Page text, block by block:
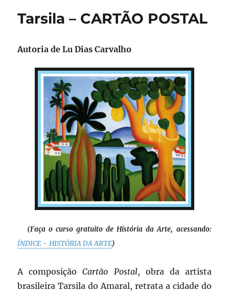
Tarsila – CARTÃO POSTAL
Autoria deLu Dias Carvalho
(Faça o curso gratuito de História da Arte, acessando:
ÍNDICE – HISTÓRIA DA ARTE)
A composiçãoCartão Postal, obra da artista
brasileira Tarsila do Amaral, retrata a cidade do